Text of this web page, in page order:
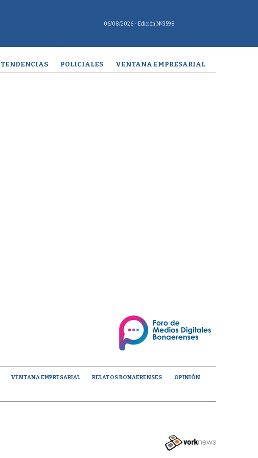
06/08/2026 - Edición Nº3598
TENDENCIAS POLICIALES VENTANA EMPRESARIAL
VENTANA EMPRESARIAL RELATOS BONAERENSES
OPINIÓN